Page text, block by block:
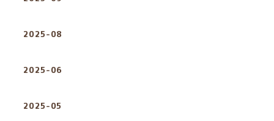
2025-08
2025-06
2025-05